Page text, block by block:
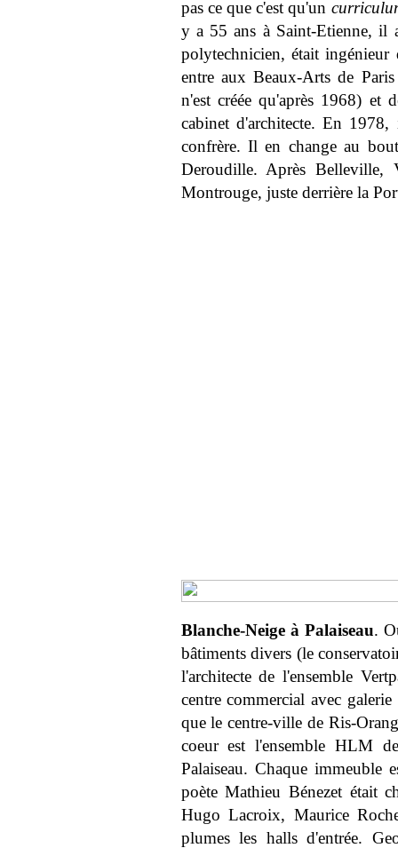
pas ce que c'est qu'un
y a 55 ans à Saint-Etienne, il
polytechnicien, était
entre aux Beaux-Arts de
n'est créée qu'après 1968) et
cabinet d'architecte. En
confrère. Il en change au
Deroudille. Après Belleville,
Montrouge, juste derrière la
Blanche-Neige à Palaiseau.
bâtiments divers (le
l'architecte de l'ensemble
centre commercial avec
que le centre-ville de Ris-
coeur est l'ensemble HLM
Palaiseau. Chaque immeuble
poète Mathieu Bénezet était
Hugo Lacroix, Maurice
plumes les halls d'entrée.